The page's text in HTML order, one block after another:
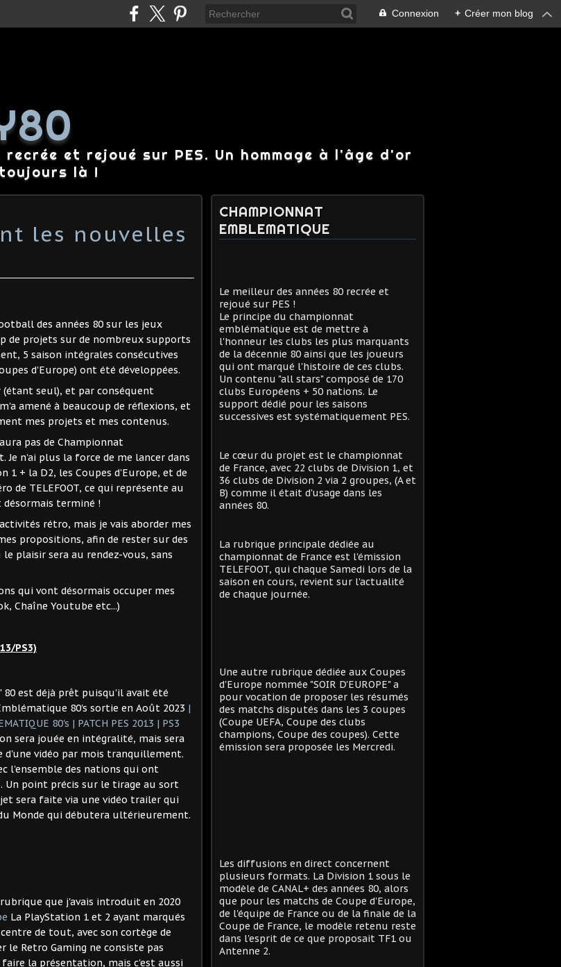
Connexion + Créer mon blog
et rejoué sur PES. Un hommage à l'âge d'or
là !
les nouvelles
des années 80 sur les jeux
de projets sur de nombreux supports
5 saison intégrales consécutives
d'Europe) ont été développées.
seul), et par conséquent
amené à beaucoup de réflexions, et
mes projets et mes contenus.
pas de Championnat
n'ai plus la force de me lancer dans
1 + la D2, les Coupes d'Europe, et de
de TELEFOOT, ce qui représente au
désormais terminé !
rétro, mais je vais aborder mes
propositions, afin de rester sur des
plaisir sera au rendez-vous, sans
qui vont désormais occuper mes
Chaîne Youtube etc...)
PS3)
80 est déjà prêt puisqu'il avait été
80's sortie en Août 2023 |
80's | PATCH PES 2013 | PS3
sera jouée en intégralité, mais sera
d'une vidéo par mois tranquillement.
l'ensemble des nations qui ont
Un point précis sur le tirage au sort
sera faite via une vidéo trailer qui
Monde qui débutera ultérieurement.
que j'avais introduit en 2020
La PlayStation 1 et 2 ayant marqués
de tout, avec son cortège de
Retro Gaming ne consiste pas
la présentation, mais c'est aussi
CHAMPIONNAT
EMBLEMATIQUE
Le meilleur des années 80 recrée et
rejoué sur PES !
Le principe du championnat
emblématique est de mettre à
l'honneur les clubs les plus marquants
de la décennie 80 ainsi que les joueurs
qui ont marqué l'histoire de ces clubs.
Un contenu "all stars" composé de 170
clubs Européens + 50 nations. Le
support dédié pour les saisons
successives est systématiquement PES.
Le cœur du projet est le championnat
de France, avec 22 clubs de Division 1, et
36 clubs de Division 2 via 2 groupes, (A et
B) comme il était d'usage dans les
années 80.
La rubrique principale dédiée au
championnat de France est l'émission
TELEFOOT, qui chaque Samedi lors de la
saison en cours, revient sur l'actualité
de chaque journée.
Une autre rubrique dédiée aux Coupes
d'Europe nommée "SOIR D'EUROPE" a
pour vocation de proposer les résumés
des matchs disputés dans les 3 coupes
(Coupe UEFA, Coupe des clubs
champions, Coupe des coupes). Cette
émission sera proposée les Mercredi.
Les diffusions en direct concernent
plusieurs formats. La Division 1 sous le
modèle de CANAL+ des années 80, alors
que pour les matchs de Coupe d'Europe,
de l'équipe de France ou de la finale de la
Coupe de France, le modèle retenu reste
dans l'esprit de ce que proposait TF1 ou
Antenne 2.